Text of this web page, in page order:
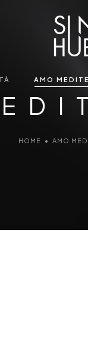
AMO
HOME • AMO